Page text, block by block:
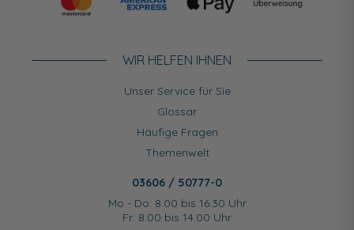
WIR HELFEN IHNEN
Unser Service für Sie
Glossar
Häufige Fragen
Themenwelt
03606 / 50777-0
Mo - Do: 8.00 bis 16.30 Uhr
Fr: 8.00 bis 14.00 Uhr